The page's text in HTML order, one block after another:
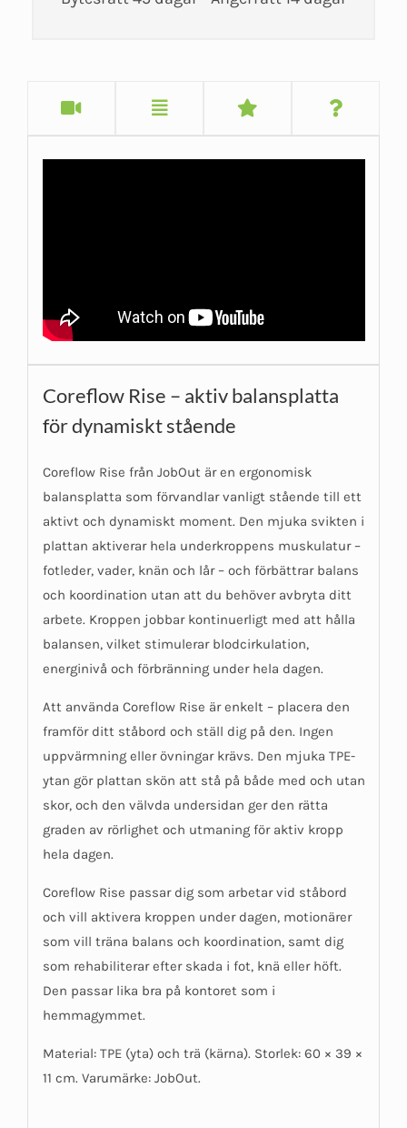
Coreflow Rise – aktiv balansplatta
för dynamiskt stående
Coreflow Rise från JobOut är en ergonomisk
balansplatta som förvandlar vanligt stående till ett
aktivt och dynamiskt moment. Den mjuka svikten i
plattan aktiverar hela underkroppens muskulatur –
fotleder, vader, knän och lår – och förbättrar balans
och koordination utan att du behöver avbryta ditt
arbete. Kroppen jobbar kontinuerligt med att hålla
balansen, vilket stimulerar blodcirkulation,
energinivå och förbränning under hela dagen.
Att använda Coreflow Rise är enkelt – placera den
framför ditt ståbord och ställ dig på den. Ingen
uppvärmning eller övningar krävs. Den mjuka TPE-
ytan gör plattan skön att stå på både med och utan
skor, och den välvda undersidan ger den rätta
graden av rörlighet och utmaning för aktiv kropp
hela dagen.
Coreflow Rise passar dig som arbetar vid ståbord
och vill aktivera kroppen under dagen, motionärer
som vill träna balans och koordination, samt dig
som rehabiliterar efter skada i fot, knä eller höft.
Den passar lika bra på kontoret som i
hemmagymmet.
Material: TPE (yta) och trä (kärna). Storlek: 60 × 39 ×
11 cm. Varumärke: JobOut.